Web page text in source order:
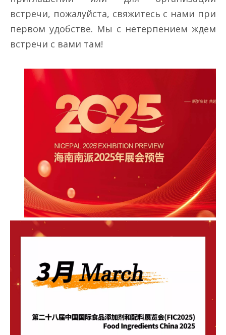
встречи, пожалуйста, свяжитесь с нами при
первом удобстве. Мы с нетерпением ждем
встречи с вами там!